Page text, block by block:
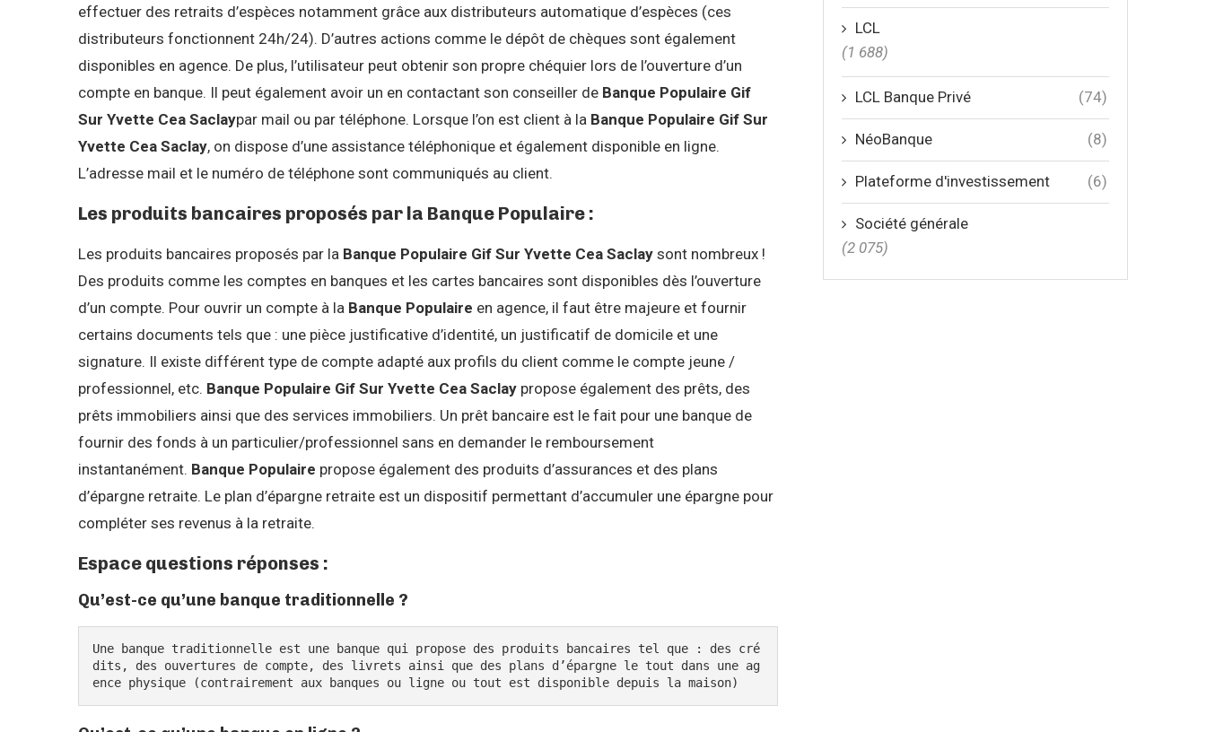
effectuer des retraits d’espèces notamment grâce aux distributeurs automatique d’espèces (ces
distributeurs fonctionnent 24h/24). D’autres actions comme le dépôt de chèques sont également
disponibles en agence. De plus, l’utilisateur peut obtenir son propre chéquier lors de l’ouverture d’un
compte en banque. Il peut également avoir un en contactant son conseiller de Banque Populaire Gif
Sur Yvette Cea Saclaypar mail ou par téléphone. Lorsque l’on est client à la Banque Populaire Gif Sur
Yvette Cea Saclay, on dispose d’une assistance téléphonique et également disponible en ligne.
L’adresse mail et le numéro de téléphone sont communiqués au client.
Les produits bancaires proposés par la Banque Populaire :
Les produits bancaires proposés par la Banque Populaire Gif Sur Yvette Cea Saclay sont nombreux !
Des produits comme les comptes en banques et les cartes bancaires sont disponibles dès l’ouverture
d’un compte. Pour ouvrir un compte à la Banque Populaire en agence, il faut être majeure et fournir
certains documents tels que : une pièce justificative d’identité, un justificatif de domicile et une
signature. Il existe différent type de compte adapté aux profils du client comme le compte jeune /
professionnel, etc. Banque Populaire Gif Sur Yvette Cea Saclay propose également des prêts, des
prêts immobiliers ainsi que des services immobiliers. Un prêt bancaire est le fait pour une banque de
fournir des fonds à un particulier/professionnel sans en demander le remboursement
instantanément. Banque Populaire propose également des produits d’assurances et des plans
d’épargne retraite. Le plan d’épargne retraite est un dispositif permettant d’accumuler une épargne pour
compléter ses revenus à la retraite.
Espace questions réponses :
Qu’est-ce qu’une banque traditionnelle ?
Une banque traditionnelle est une banque qui propose des produits bancaires tel que : des cré
dits, des ouvertures de compte, des livrets ainsi que des plans d’épargne le tout dans une ag
ence physique (contrairement aux banques ou ligne ou tout est disponible depuis la maison)
LCL
(1 688)
LCL Banque Privé (74)
NéoBanque (8)
Plateforme d'investissement (6)
Société générale
(2 075)